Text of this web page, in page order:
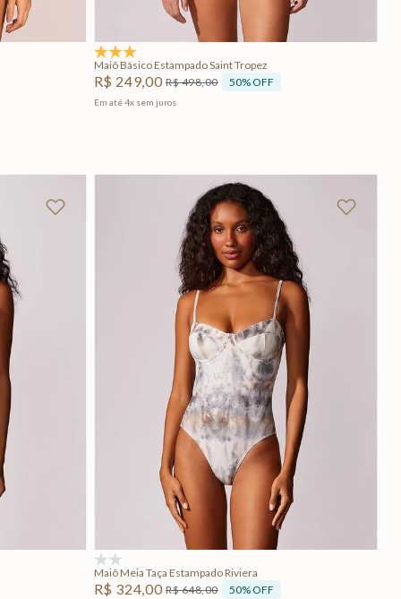
Adicionar na sacola
Maiô Básico Estampado Saint Tropez
R$ 249,00 R$498,00 50%OFF
Em até4x sem juros
PP P
Adicionar na sacola
Maiô Meia Taça Estampado Riviera
R$ 324,00 R$648,00 50%OFF